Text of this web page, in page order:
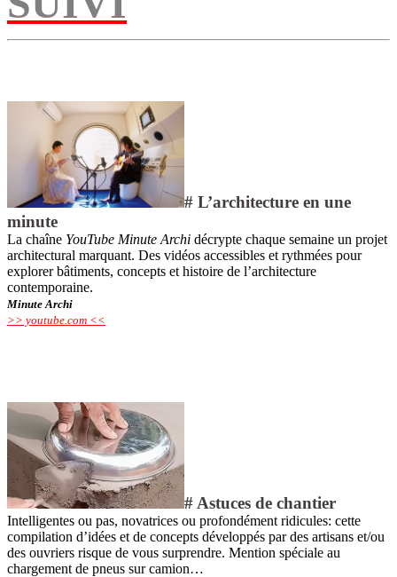
# L’architecture en une
minute
La chaîne YouTube Minute Archi décrypte chaque semaine un projet
architectural marquant. Des vidéos accessibles et ­rythmées pour
explorer bâtiments, concepts et histoire de l’architecture
contemporaine.
Minute Archi
>> youtube.com <<
# Astuces de chantier
Intelligentes ou pas, novatrices ou profondément ridicules: cette
compilation d’idées et de concepts développés par des artisans et/ou
des ouvriers risque de vous surprendre. Mention spéciale au
chargement de pneus sur camion…